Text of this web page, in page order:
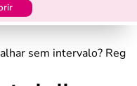
sem intervalo​?